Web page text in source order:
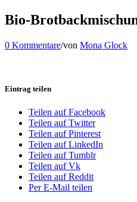
Bio-
0 Kommentare/von Mona Glock
Eintrag teilen
Teilen auf Facebook
Teilen auf Twitter
Teilen auf Pinterest
Teilen auf LinkedIn
Teilen auf Tumblr
Teilen auf Vk
Teilen auf Reddit
Per E-Mail teilen